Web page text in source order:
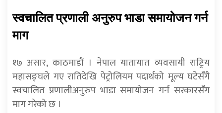
स्वचालित प्रणाली अनुरुप भाडा समायोजन गर्न
माग
१७ असार, काठमाडौं । नेपाल यातायात व्यवसायी राष्ट्रिय
महासङ्घले गए रातिदेखि पेट्रोलियम पदार्थको मूल्य घटेसँगै
स्वचालित प्रणालीअनुरुप भाडा समायोजन गर्न सरकारसँग
माग गरेको छ ।